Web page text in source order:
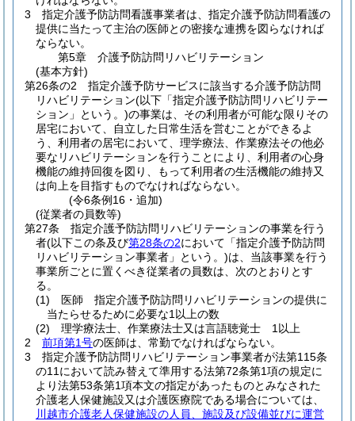
3
指定介護予防訪問看護事業者は、指定介護予防訪問看護の
提供に当たって主治の医師との密接な連携を図らなければ
ならない。
第5章
介護予防訪問リハビリテーション
(基本方針)
第26条の2
指定介護予防サービスに該当する介護予防訪問
リハビリテーション(以下「指定介護予防訪問リハビリテー
ション」という。)の事業は、その利用者が可能な限りその
居宅において、自立した日常生活を営むことができるよ
う、利用者の居宅において、理学療法、作業療法その他必
要なリハビリテーションを行うことにより、利用者の心身
機能の維持回復を図り、もって利用者の生活機能の維持又
は向上を目指すものでなければならない。
(令6条例16・追加)
(従業者の員数等)
第27条
指定介護予防訪問リハビリテーションの事業を行う
者(以下この条及び第28条の2において「指定介護予防訪問
リハビリテーション事業者」という。)は、当該事業を行う
事業所ごとに置くべき従業者の員数は、次のとおりとす
る。
(1)
医師 指定介護予防訪問リハビリテーションの提供に
当たらせるために必要な1以上の数
(2)
理学療法士、作業療法士又は言語聴覚士 1以上
2
前項第1号の医師は、常勤でなければならない。
3
指定介護予防訪問リハビリテーション事業者が法第115条
の11において読み替えて準用する法第72条第1項の規定に
より法第53条第1項本文の指定があったものとみなされた
介護老人保健施設又は介護医療院である場合については、
川越市介護老人保健施設の人員、施設及び設備並びに運営